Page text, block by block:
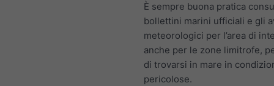
È sempre buona pratica
bollettini marini ufficiali e gli
meteorologici per l’area di
anche per le zone limitrofe,
di trovarsi in mare in
pericolose.